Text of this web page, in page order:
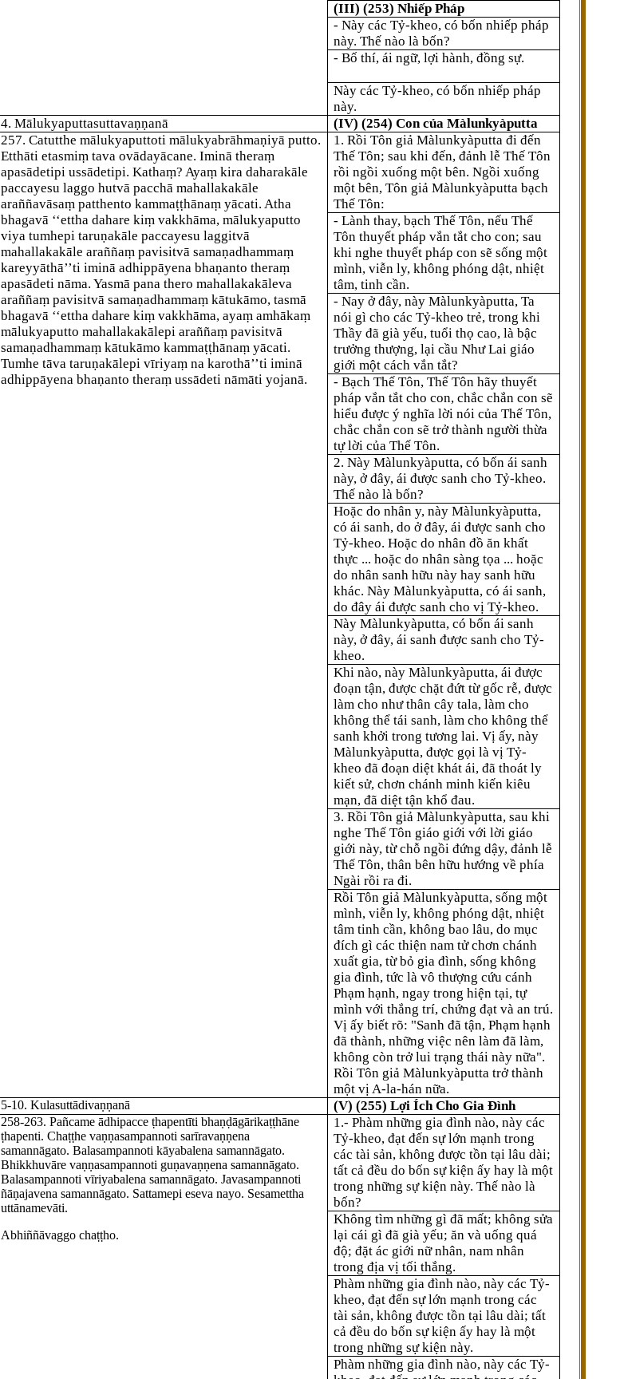
(III) (253) Nhiếp Pháp
- Này các Tỷ-kheo, có bốn nhiếp pháp
này. Thế nào là bốn?
- Bố thí, ái ngữ, lợi hành, đồng sự.
Này các Tỷ-kheo, có bốn nhiếp pháp
này.
4. Mālukyaputtasuttavaṇṇanā
(IV) (254) Con của Màlunkyàputta
257. Catutthe mālukyaputtoti mālukyabrāhmaṇiyā putto.
Etthāti etasmiṃ tava ovādayācane. Iminā theraṃ
apasādetipi ussādetipi. Kathaṃ? Ayaṃ kira daharakāle
paccayesu laggo hutvā pacchā mahallakakāle
araññavāsaṃ patthento kammaṭṭhānaṃ yācati. Atha
bhagavā ‘‘ettha dahare kiṃ vakkhāma, mālukyaputto
viya tumhepi taruṇakāle paccayesu laggitvā
mahallakakāle araññaṃ pavisitvā samaṇadhammaṃ
kareyyāthā’’ti iminā adhippāyena bhaṇanto theraṃ
apasādeti nāma. Yasmā pana thero mahallakakāleva
araññaṃ pavisitvā samaṇadhammaṃ kātukāmo, tasmā
bhagavā ‘‘ettha dahare kiṃ vakkhāma, ayaṃ amhākaṃ
mālukyaputto mahallakakālepi araññaṃ pavisitvā
samaṇadhammaṃ kātukāmo kammaṭṭhānaṃ yācati.
Tumhe tāva taruṇakālepi vīriyaṃ na karothā’’ti iminā
adhippāyena bhaṇanto theraṃ ussādeti nāmāti yojanā.
1. Rồi Tôn giả Màlunkyàputta đi đến
Thế Tôn; sau khi đến, đảnh lễ Thế Tôn
rồi ngồi xuống một bên. Ngồi xuống
một bên, Tôn giả Màlunkyàputta bạch
Thế Tôn:
- Lành thay, bạch Thế Tôn, nếu Thế
Tôn thuyết pháp vắn tắt cho con; sau
khi nghe thuyết pháp con sẽ sống một
mình, viễn ly, không phóng dật, nhiệt
tâm, tinh cần.
- Nay ở đây, này Màlunkyàputta, Ta
nói gì cho các Tỷ-kheo trẻ, trong khi
Thầy đã già yếu, tuổi thọ cao, là bậc
trưởng thượng, lại cầu Như Lai giáo
giới một cách vắn tắt?
- Bạch Thế Tôn, Thế Tôn hãy thuyết
pháp vắn tắt cho con, chắc chắn con sẽ
hiểu được ý nghĩa lời nói của Thế Tôn,
chắc chắn con sẽ trở thành người thừa
tự lời của Thế Tôn.
2. Này Màlunkyàputta, có bốn ái sanh
này, ở đây, ái được sanh cho Tỷ-kheo.
Thế nào là bốn?
Hoặc do nhân y, này Màlunkyàputta,
có ái sanh, do ở đây, ái được sanh cho
Tỷ-kheo. Hoặc do nhân đồ ăn khất
thực ... hoặc do nhân sàng tọa ... hoặc
do nhân sanh hữu này hay sanh hữu
khác. Này Màlunkyàputta, có ái sanh,
do đây ái được sanh cho vị Tỷ-kheo.
Này Màlunkyàputta, có bốn ái sanh
này, ở đây, ái sanh được sanh cho Tỷ-
kheo.
Khi nào, này Màlunkyàputta, ái được
đoạn tận, được chặt đứt từ gốc rễ, được
làm cho như thân cây tala, làm cho
không thể tái sanh, làm cho không thể
sanh khởi trong tương lai. Vị ấy, này
Màlunkyàputta, được gọi là vị Tỷ-
kheo đã đoạn diệt khát ái, đã thoát ly
kiết sử, chơn chánh minh kiến kiêu
mạn, đã diệt tận khổ đau.
3. Rồi Tôn giả Màlunkyàputta, sau khi
nghe Thế Tôn giáo giới với lời giáo
giới này, từ chỗ ngồi đứng dậy, đảnh lễ
Thế Tôn, thân bên hữu hướng về phía
Ngài rồi ra đi.
Rồi Tôn giả Màlunkyàputta, sống một
mình, viễn ly, không phóng dật, nhiệt
tâm tinh cần, không bao lâu, do mục
đích gì các thiện nam tử chơn chánh
xuất gia, từ bỏ gia đình, sống không
gia đình, tức là vô thượng cứu cánh
Phạm hạnh, ngay trong hiện tại, tự
mình với thắng trí, chứng đạt và an trú.
Vị ấy biết rõ: "Sanh đã tận, Phạm hạnh
đã thành, những việc nên làm đã làm,
không còn trở lui trạng thái này nữa".
Rồi Tôn giả Màlunkyàputta trở thành
một vị A-la-hán nữa.
5-10. Kulasuttādivaṇṇanā
(V) (255) Lợi Ích Cho Gia Ðình
258-263. Pañcame ādhipacce ṭhapentīti bhaṇḍāgārikaṭṭhāne
ṭhapenti. Chaṭṭhe vaṇṇasampannoti sarīravaṇṇena
samannāgato. Balasampannoti kāyabalena samannāgato.
Bhikkhuvāre vaṇṇasampannoti guṇavaṇṇena samannāgato.
Balasampannoti vīriyabalena samannāgato. Javasampannoti
ñāṇajavena samannāgato. Sattamepi eseva nayo. Sesamettha
uttānamevāti.
Abhiññāvaggo chaṭṭho.
1.- Phàm những gia đình nào, này các
Tỷ-kheo, đạt đến sự lớn mạnh trong
các tài sản, không được tồn tại lâu dài;
tất cả đều do bốn sự kiện ấy hay là một
trong những sự kiện này. Thế nào là
bốn?
Không tìm những gì đã mất; không sửa
lại cái gì đã già yếu; ăn và uống quá
độ; đặt ác giới nữ nhân, nam nhân
trong địa vị tối thắng.
Phàm những gia đình nào, này các Tỷ-
kheo, đạt đến sự lớn mạnh trong các
tài sản, không được tồn tại lâu dài; tất
cả đều do bốn sự kiện ấy hay là một
trong những sự kiện này.
Phàm những gia đình nào, này các Tỷ-